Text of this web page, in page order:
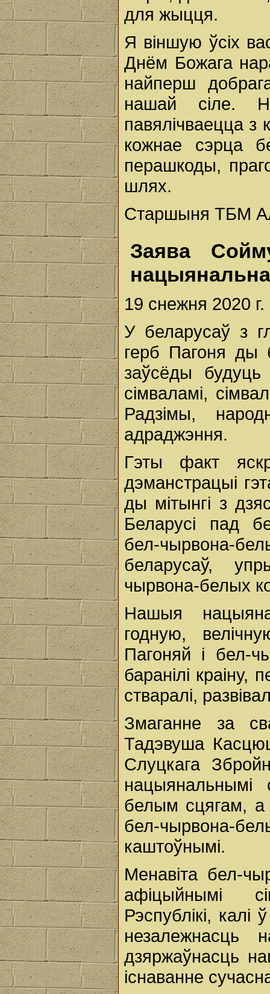
для жыцця.
Я віншую ўсіх
Днём Божага
найперш
нашай сіле.
павялічваецца з
кожнае сэрца
перашкоды,
шлях.
Старшыня ТБМ
Заява
19 снежня 2020 г.
У беларусаў з
герб Пагоня ды
заўсёды
сімваламі,
Радзімы,
адраджэння.
Гэты факт
дэманстрацыі
ды мітынгі з
Беларусі пад
бел-чырвона-
беларусаў,
чырвона-белых
Нашыя
годную,
Пагоняй і бел-
баранілі краіну,
стваралі,
Змаганне за
Тадэвуша
Слуцкага
нацыянальнымі
белым сцягам, а
бел-чырвона-
каштоўнымі.
Менавіта бел-
афіцыйнымі
Рэспублікі, калі
незалежнасць
дзяржаўнасць
існаванне